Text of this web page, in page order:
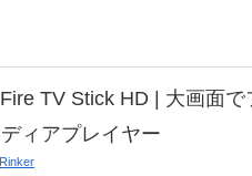
TV Stick HD | 大画面
ィアプレイヤー
Rinker